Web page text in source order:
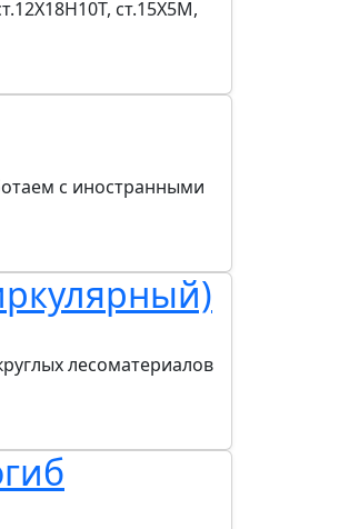
ст.15Х5М,
с иностранными
лесоматериалов